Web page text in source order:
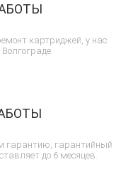
картриджей, у нас
гарантию, гарантийный
до 6 месяцев.